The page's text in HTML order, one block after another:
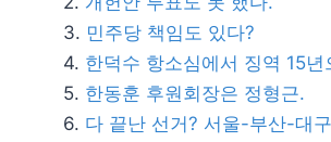
민주당 책임도 있다?
한덕수 항소심에서 징역 15년
한동훈 후원회장은 정형근.
다 끝난 선거? 서울-부산-대